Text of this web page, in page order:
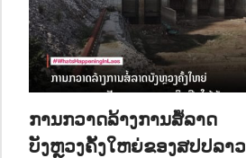
ການກວາດລ້າງການສໍ້ລາດ
ບັງຫຼວງຄັ້ງໃຫຍ່ຂອງສປປລາວ